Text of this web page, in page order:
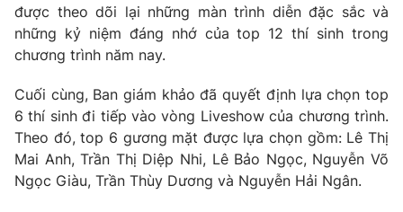
Góc doanh nghiệp
Truyền hình
Phim VTV
Hậu trường
Nhân vật
Khán giả
Giải trí
Điện ảnh
Âm nhạc
Sao
Đời sống
Du lịch
Làm đẹp
Giáo dục
được theo dõi lại những màn trình diễn đặc sắc và
những kỷ niệm đáng nhớ của top 12 thí sinh trong
chương trình năm nay.
Cuối cùng, Ban giám khảo đã quyết định lựa chọn top
6 thí sinh đi tiếp vào vòng Liveshow của chương trình.
Theo đó, top 6 gương mặt được lựa chọn gồm: Lê Thị
Mai Anh, Trần Thị Diệp Nhi, Lê Bảo Ngọc, Nguyễn Võ
Ngọc Giàu, Trần Thùy Dương và Nguyễn Hải Ngân.